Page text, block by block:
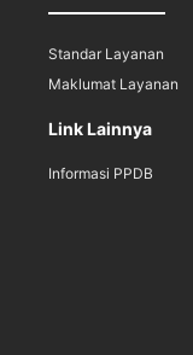
Standar Layanan
Maklumat Layanan
Link Lainnya
Informasi PPDB